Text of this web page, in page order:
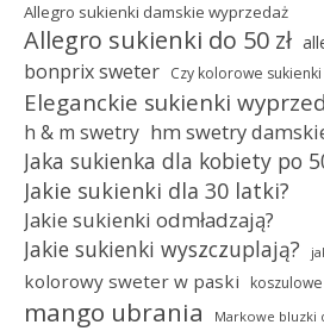
Allegro sukienki damskie wyprzedaż
Allegro sukienki do 50 zł
bonprix sweter Czy kolorowe
Eleganckie sukienki
h & m swetry hm swetry
Jaka sukienka dla kobiety po
Jakie sukienki dla 30 latki?
Jakie sukienki odmładzają?
Jakie sukienki wyszczuplają?
kolorowy sweter w paski
mango ubrania Markowe bluzki